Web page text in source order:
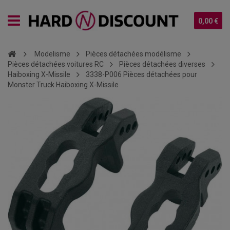
0,00 €
Modelisme
Pièces détachées modélisme
Pièces détachées voitures RC
Pièces détachées diverses
Haiboxing X-Missile
3338-P006 Pièces détachées pour
Monster Truck Haiboxing X-Missile